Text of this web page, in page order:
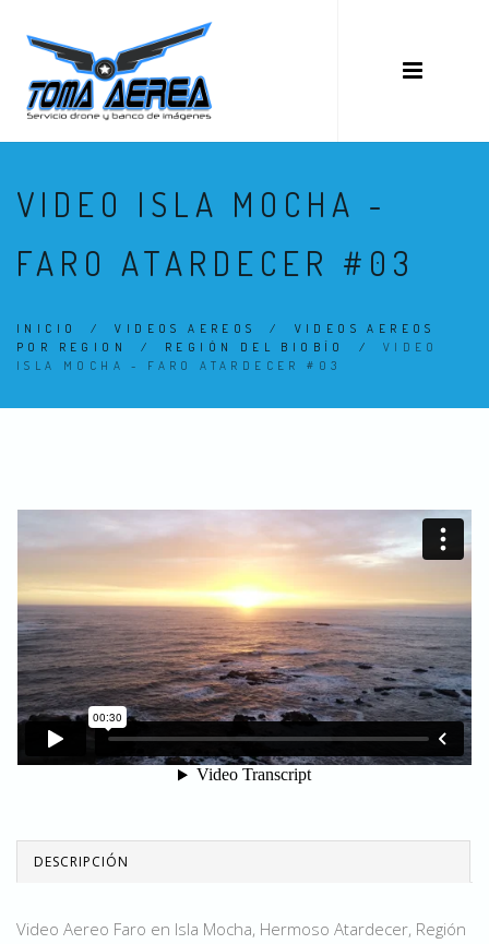
VIDEO ISLA MOCHA -
FARO ATARDECER #03
INICIO /VIDEOS AEREOS / VIDEOS AEREOS
POR REGION
/ REGIÓN DEL BIOBÍO / VIDEO
ISLA MOCHA - FARO ATARDECER #03
DESCRIPCIÓN
Video Aereo Faro en Isla Mocha, Hermoso Atardecer, Región